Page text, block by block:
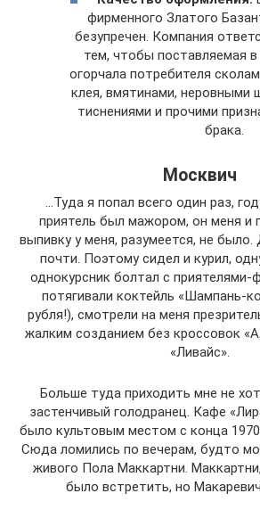
фирменного Златого
безупречен. Компания
тем, чтобы поставляемая
огорчала потребителя
клея, вмятинами, неровными
тиснениями и прочими
брака.
Москвич
…Туда я попал всего один раз,
приятель был мажором, он меня и
выпивку у меня, разумеется, не было.
почти. Поэтому сидел и курил,
однокурсник болтал с
потягивали коктейль «Шампань-
рубля!), смотрели на меня
жалким созданием без кроссовок
«Ливайс».
Больше туда приходить мне не
застенчивый голодранец. Кафе
было культовым местом с конца
Сюда ломились по вечерам, будто
живого Пола Маккартни.
было встретить, но